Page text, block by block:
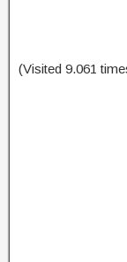
(Visited 9.061